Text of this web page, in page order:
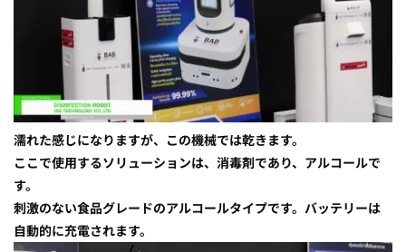
濡れた感じになりますが、この機械では乾きます。
ここで使用するソリューションは、消毒剤であり、アルコールで
す。
刺激のない食品グレードのアルコールタイプです。バッテリーは
自動的に充電されます。